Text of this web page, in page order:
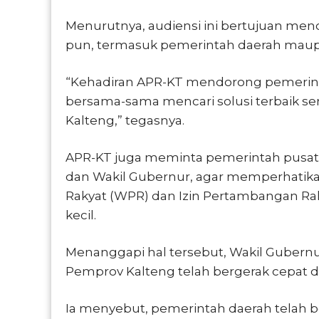
Menurutnya, audiensi ini bertujuan
pun, termasuk pemerintah daerah
“Kehadiran APR-KT mendorong
bersama-sama mencari solusi terbaik
Kalteng,” tegasnya.
APR-KT juga meminta pemerintah
dan Wakil Gubernur, agar
Rakyat (WPR) dan Izin Pertambangan
kecil.
Menanggapi hal tersebut, Wakil
Pemprov Kalteng telah bergerak cepat
Ia menyebut, pemerintah daerah telah